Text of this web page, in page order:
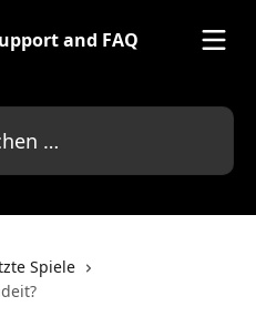
Spiele